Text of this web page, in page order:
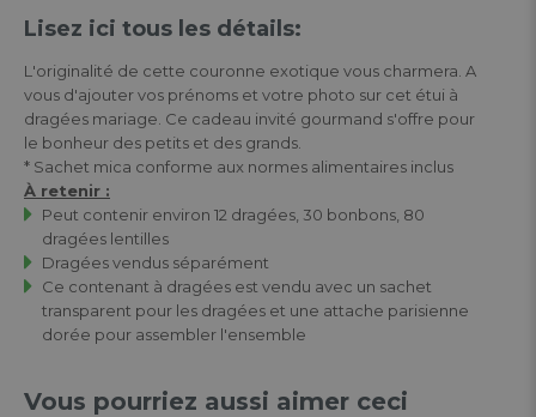
Lisez ici tous les détails:
L'originalité de cette couronne exotique vous charmera. A
vous d'ajouter vos prénoms et votre photo sur cet étui à
dragées mariage. Ce cadeau invité gourmand s'offre pour
le bonheur des petits et des grands.
* Sachet mica conforme aux normes alimentaires inclus
À retenir :
Peut contenir environ 12 dragées, 30 bonbons, 80
dragées lentilles
Dragées vendus séparément
Ce contenant à dragées est vendu avec un sachet
transparent pour les dragées et une attache parisienne
dorée pour assembler l'ensemble
Vous pourriez aussi aimer ceci